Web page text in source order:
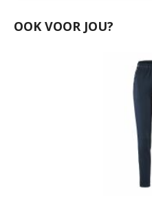
OOK VOOR JOU?